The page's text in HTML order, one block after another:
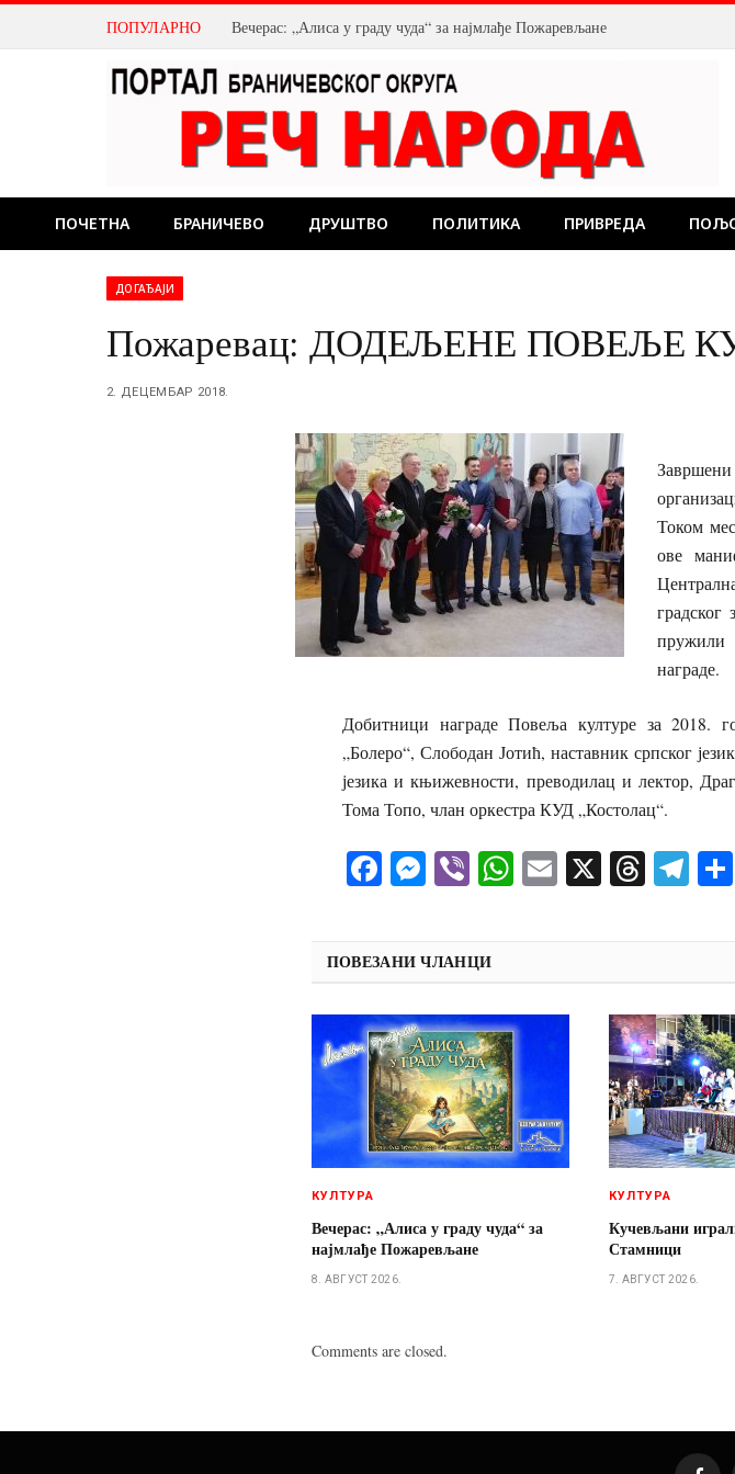
ПОПУЛАРНО Вечерас: „Алиса у граду чуда“ за најмлађе Пожаревљане
ПОЧЕТНА БРАНИЧЕВО ДРУШТВО ПОЛИТИКА ПРИВРЕДА
ДОГАЂАЈИ
Пожаревац: ДОДЕЉЕНЕ ПОВЕЉЕ
2. ДЕЦЕМБАР 2018.
Током
ове
градског
пружили
награде.
Добитници награде Повеља културе за 2018.
„Болеро“, Слободан Јотић, наставник српског
језика и књижевности, преводилац и лектор,
Тома Топо, члан оркестра КУД „Костолац“.
Facebook
Messenger
ViberWhatsApp
Email
X Threads
ПОВЕЗАНИ ЧЛАНЦИ
КУЛТУРА
Вечерас: „Алиса у граду чуда“ за
најмлађе Пожаревљане
8. АВГУСТ 2026.
КУЛТУРА
Кучевљани
Стамници
7. АВГУСТ 2026.
Comments are closed.